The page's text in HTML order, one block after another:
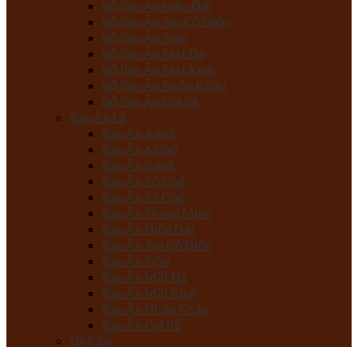
Bộ Bàn Ăn Hiện Đại
Bộ Bàn Ăn Tân Cổ Điển
Bộ Bàn Ăn Tròn
Bộ Bàn Ăn Mặt Đá
Bộ Bàn Ăn Mặt Kính
Bộ Bàn Ăn Nhập Khẩu
Bộ Bàn Ăn Giá Rẻ
Bàn Ăn Lẻ
Bàn Ăn 4 ghế
Bàn Ăn 6 Ghế
Bàn Ăn 8 ghế
Bàn Ăn 10 Ghế
Bàn Ăn 12 Ghế
Bàn Ăn Thông Minh
Bàn Ăn Hiện Đại
Bàn Ăn Tân Cổ Điển
Bàn Ăn Tròn
Bàn Ăn Mặt Đá
Bàn Ăn Mặt Kính
Bàn Ăn Nhập Khẩu
Bàn Ăn Giá Rẻ
Ghế ăn